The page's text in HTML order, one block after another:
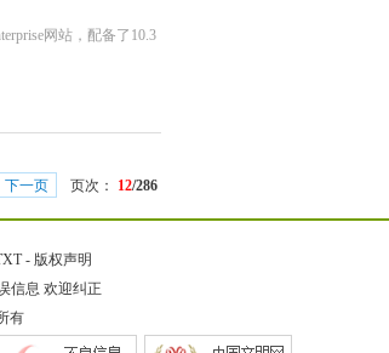
网站，配备了10.3
下一页 页次： 12/286
- 版权声明
信息 欢迎纠正
有